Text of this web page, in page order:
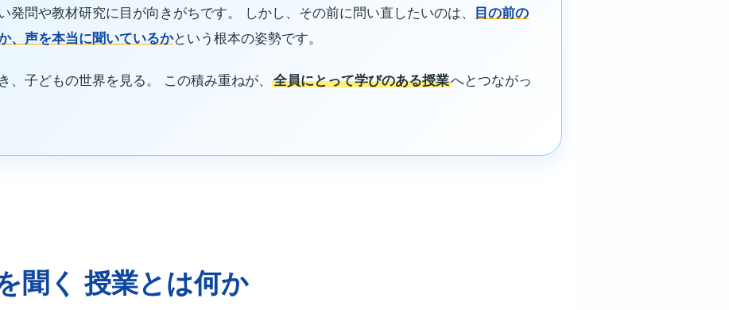
発問や教材研究に目が向きがちです。 しかし、その前に問い直したいのは、
目の前の
、声を本当に聞いているかという根本の姿勢です。
、子どもの世界を見る。 この積み重ねが、 全員にとって学びのある授業へとつながっ
聞く 授業とは何か